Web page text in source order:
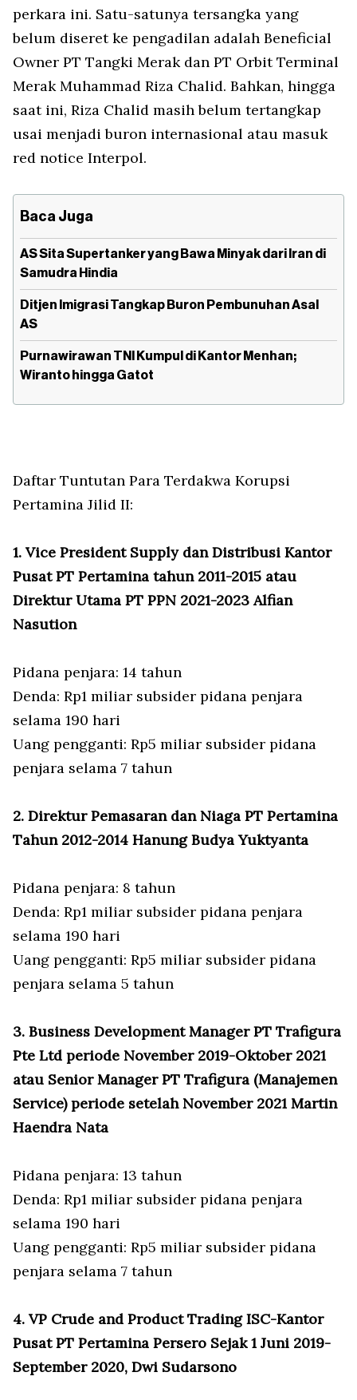
perkara ini. Satu-satunya tersangka yang
belum diseret ke pengadilan adalah Beneficial
Owner PT Tangki Merak dan PT Orbit Terminal
Merak Muhammad Riza Chalid. Bahkan, hingga
saat ini, Riza Chalid masih belum tertangkap
usai menjadi buron internasional atau masuk
red notice Interpol.
Baca Juga
AS Sita Supertanker yang Bawa Minyak dari Iran di
Samudra Hindia
Ditjen Imigrasi Tangkap Buron Pembunuhan Asal
AS
Purnawirawan TNI Kumpul di Kantor Menhan;
Wiranto hingga Gatot
Daftar Tuntutan Para Terdakwa Korupsi
Pertamina Jilid II:
1. Vice President Supply dan Distribusi Kantor
Pusat PT Pertamina tahun 2011-2015 atau
Direktur Utama PT PPN 2021-2023 Alfian
Nasution
Pidana penjara: 14 tahun
Denda: Rp1 miliar subsider pidana penjara
selama 190 hari
Uang pengganti: Rp5 miliar subsider pidana
penjara selama 7 tahun
2. Direktur Pemasaran dan Niaga PT Pertamina
Tahun 2012-2014 Hanung Budya Yuktyanta
Pidana penjara: 8 tahun
Denda: Rp1 miliar subsider pidana penjara
selama 190 hari
Uang pengganti: Rp5 miliar subsider pidana
penjara selama 5 tahun
3. Business Development Manager PT Trafigura
Pte Ltd periode November 2019-Oktober 2021
atau Senior Manager PT Trafigura (Manajemen
Service) periode setelah November 2021 Martin
Haendra Nata
Pidana penjara: 13 tahun
Denda: Rp1 miliar subsider pidana penjara
selama 190 hari
Uang pengganti: Rp5 miliar subsider pidana
penjara selama 7 tahun
4. VP Crude and Product Trading ISC-Kantor
Pusat PT Pertamina Persero Sejak 1 Juni 2019-
September 2020, Dwi Sudarsono